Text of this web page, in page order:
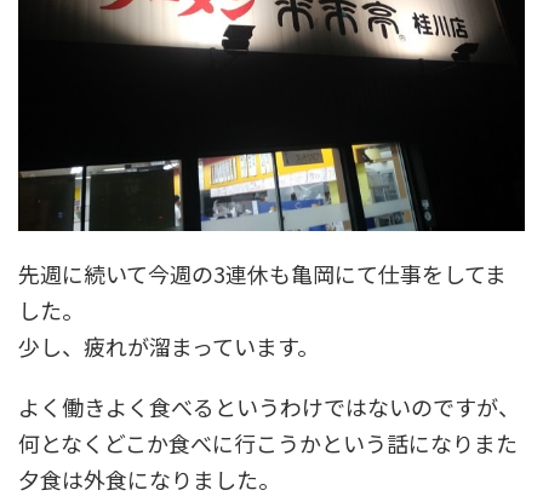
先週に続いて今週の3連休も亀岡にて仕事をしてま
した。
少し、疲れが溜まっています。
よく働きよく食べるというわけではないのですが、
何となくどこか食べに行こうかという話になりまた
夕食は外食になりました。